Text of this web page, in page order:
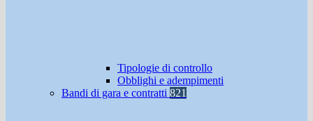
Tipologie di controllo
Obblighi e adempimenti
Bandi di gara e contratti 821